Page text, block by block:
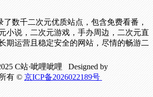
了数千二次元优质站点，包含免费看番，
小说，二次元游戏，手办周边，二次元直
期运营且稳定安全的网站，尽情的畅游二
C站·呲哩呲哩 Designed by
有 © 京ICP备2026022189号